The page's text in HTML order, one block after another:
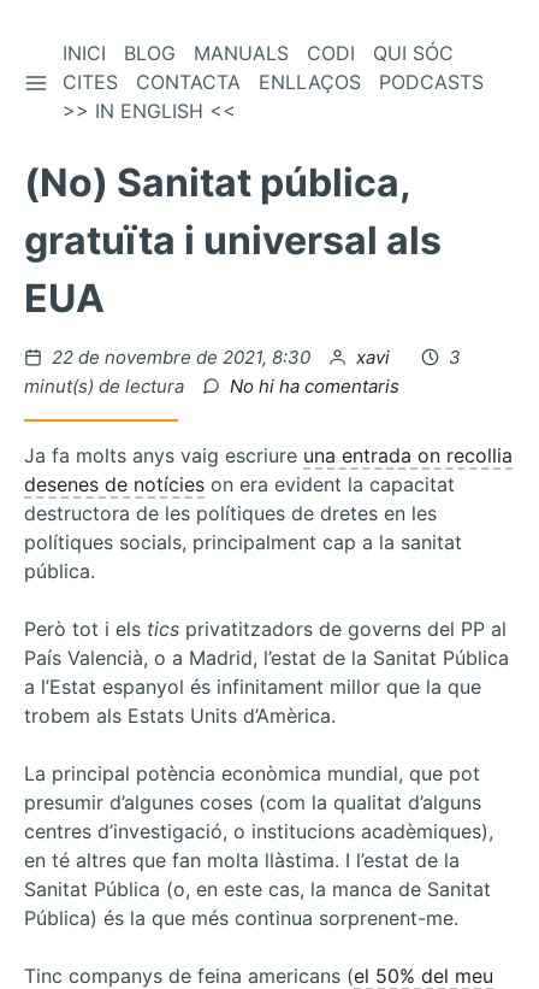
contingut
BARRA LATERAL
INICI BLOG MANUALS CODI
QUI SÓC
CITES
CONTACTA ENLLAÇOS
PODCASTS
>> IN ENGLISH <<
(No) Sanitat pública,
gratuïta i universal als
EUA
Publicat
el
22 de novembre de 2021, 8:30 per
xavi
3
minut(s) de lectura
No hi ha comentaris
pública,
gratuïta
i
universal
Ja fa molts anys vaig escriure una entrada on recollia
desenes de notícies on era evident la capacitat
destructora de les polítiques de dretes en les
polítiques socials, principalment cap a la sanitat
pública.
Però tot i els tics privatitzadors de governs del PP al
País Valencià, o a Madrid, l’estat de la Sanitat Pública
a l’Estat espanyol és infinitament millor que la que
trobem als Estats Units d’Amèrica.
La principal potència econòmica mundial, que pot
presumir d’algunes coses (com la qualitat d’alguns
centres d’investigació, o institucions acadèmiques),
en té altres que fan molta llàstima. I l’estat de la
Sanitat Pública (o, en este cas, la manca de Sanitat
Pública) és la que més continua sorprenent-me.
Tinc companys de feina americans (el 50% del meu